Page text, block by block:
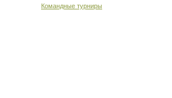
Командные турниры